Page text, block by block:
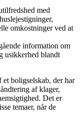
med
omkostninger ved at
information om
usikkerhed blandt
et boligselskab, der har
af klager,
Det er
temaer, når de